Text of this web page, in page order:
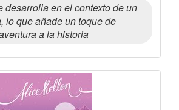
desarrolla en el contexto de un
lo que añade un toque de
a la historia